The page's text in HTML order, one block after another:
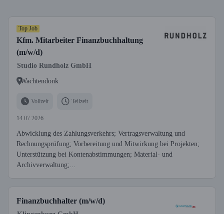
Top Job
Kfm. Mitarbeiter Finanzbuchhaltung
(m/w/d)
Studio Rundholz GmbH
Wachtendonk
Vollzeit Teilzeit
14.07.2026
Abwicklung des Zahlungsverkehrs; Vertragsverwaltung und
Rechnungsprüfung; Vorbereitung und Mitwirkung bei Projekten;
Unterstützung bei Kontenabstimmungen; Material- und
Archivverwaltung;...
Finanzbuchhalter (m/w/d)